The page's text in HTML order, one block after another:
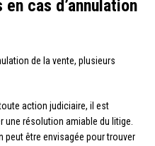
cas d’annulation
de la vente, plusieurs
action judiciaire, il est
résolution amiable du litige.
être envisagée pour trouver